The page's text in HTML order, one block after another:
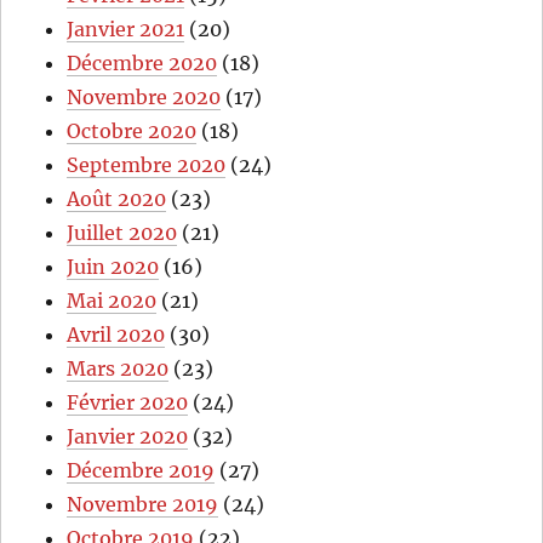
Janvier 2021 (20)
Décembre 2020 (18)
Novembre 2020 (17)
Octobre 2020 (18)
Septembre 2020 (24)
Août 2020 (23)
Juillet 2020 (21)
Juin 2020 (16)
Mai 2020 (21)
Avril 2020 (30)
Mars 2020 (23)
Février 2020 (24)
Janvier 2020 (32)
Décembre 2019 (27)
Novembre 2019 (24)
Octobre 2019 (22)